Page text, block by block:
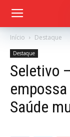
Início Destaque
Destaque
Seletivo
Saúde